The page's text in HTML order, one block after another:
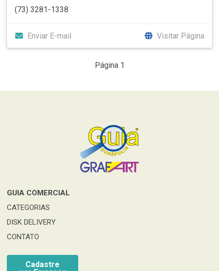
(73) 3281-1338
Enviar E-mail Visitar Página
Página 1
GUIA COMERCIAL
CATEGORIAS
DISK DELIVERY
CONTATO
Cadastre